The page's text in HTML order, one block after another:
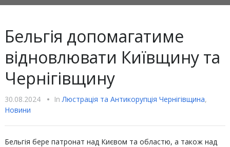
Бельгія допомагатиме
відновлювати Київщину та
Чернігівщину
30.08.2024 • InЛюстрацiя та Антикорупцiя Чернігівщина,
Новини
Бельгія бере патронат над Києвом та областю, а також над